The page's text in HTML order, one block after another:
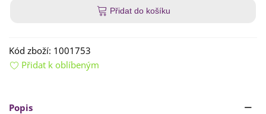
Přidat do košíku
Kód zboží: 1001753
Přidat k oblíbeným
Popis